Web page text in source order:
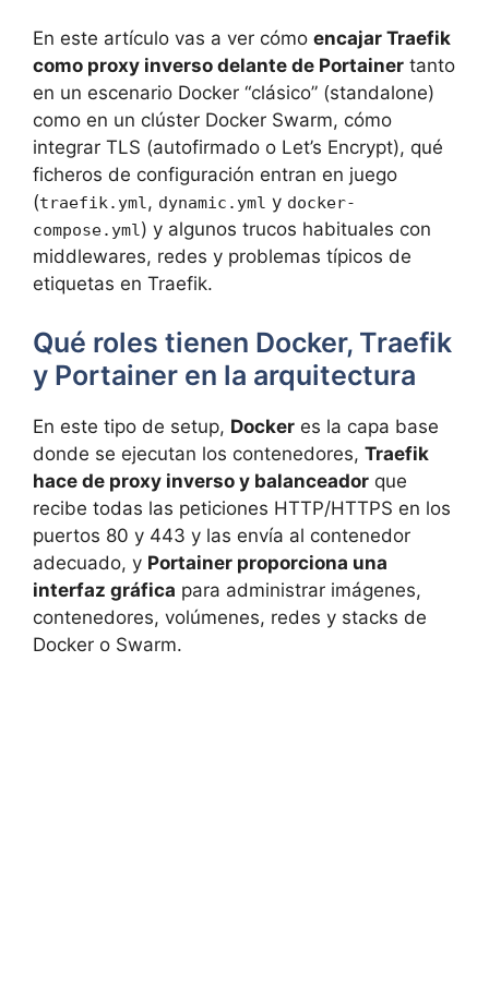
En este artículo vas a ver cómo encajar Traefik
como proxy inverso delante de Portainer tanto
en un escenario Docker “clásico” (standalone)
como en un clúster Docker Swarm, cómo
integrar TLS (autofirmado o Let’s Encrypt), qué
ficheros de configuración entran en juego
(traefik.yml, dynamic.yml y docker-
compose.yml) y algunos trucos habituales con
middlewares, redes y problemas típicos de
etiquetas en Traefik.
Qué roles tienen Docker, Traefik
y Portainer en la arquitectura
En este tipo de setup, Docker es la capa base
donde se ejecutan los contenedores, Traefik
hace de proxy inverso y balanceador que
recibe todas las peticiones HTTP/HTTPS en los
puertos 80 y 443 y las envía al contenedor
adecuado, y Portainer proporciona una
interfaz gráfica para administrar imágenes,
contenedores, volúmenes, redes y stacks de
Docker o Swarm.